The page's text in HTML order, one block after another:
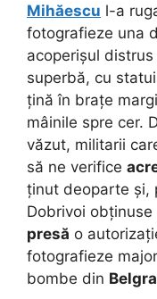
Mihăescu l-a
fotografieze una
acoperișul
superbă, cu
țină în brațe
mâinile spre cer.
văzut, militarii
să ne verifice
ținut deoparte și,
Dobrivoi obținuse
presă o
fotografieze
bombe din